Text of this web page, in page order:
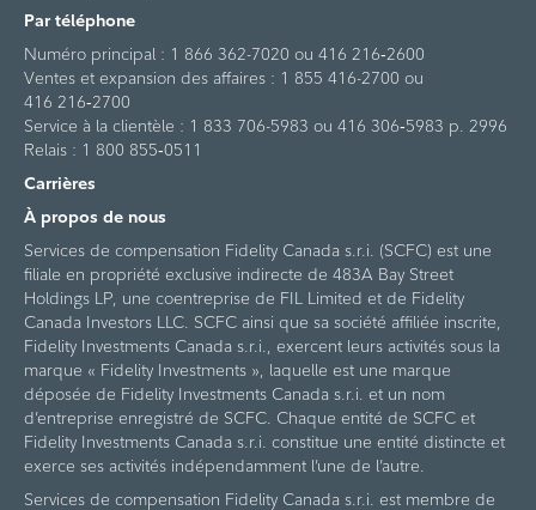
Par téléphone
Numéro principal : 1 866 362-7020 ou 416 216‑2600
Ventes et expansion des affaires : 1 855 416-2700 ou
416 216‑2700
Service à la clientèle : 1 833 706-5983 ou 416 306‑5983 p. 2996
Relais : 1 800 855‑0511
Carrières
À propos de nous
Services de compensation Fidelity Canada s.r.i. (SCFC) est une
filiale en propriété exclusive indirecte de 483A Bay Street
Holdings LP, une coentreprise de FIL Limited et de Fidelity
Canada Investors LLC. SCFC ainsi que sa société affiliée inscrite,
Fidelity Investments Canada s.r.i., exercent leurs activités sous la
marque « Fidelity Investments », laquelle est une marque
déposée de Fidelity Investments Canada s.r.i. et un nom
d’entreprise enregistré de SCFC. Chaque entité de SCFC et
Fidelity Investments Canada s.r.i. constitue une entité distincte et
exerce ses activités indépendamment l’une de l’autre.
Services de compensation Fidelity Canada s.r.i. est membre de